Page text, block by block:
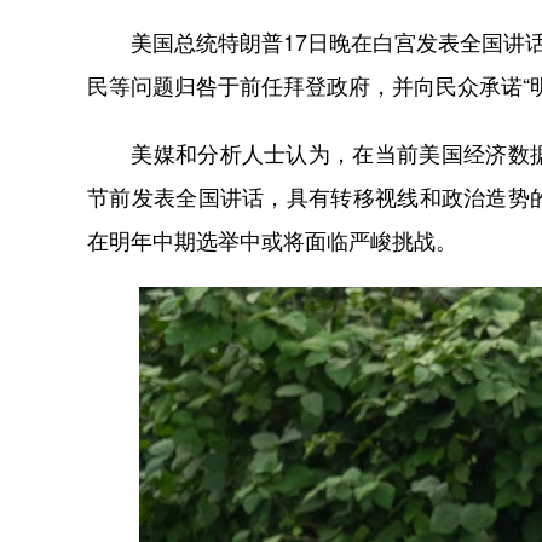
美国总统特朗普17日晚在白宫发表全国讲话
民等问题归咎于前任拜登政府，并向民众承诺“
美媒和分析人士认为，在当前美国经济数
节前发表全国讲话，具有转移视线和政治造
在明年中期选举中或将面临严峻挑战。